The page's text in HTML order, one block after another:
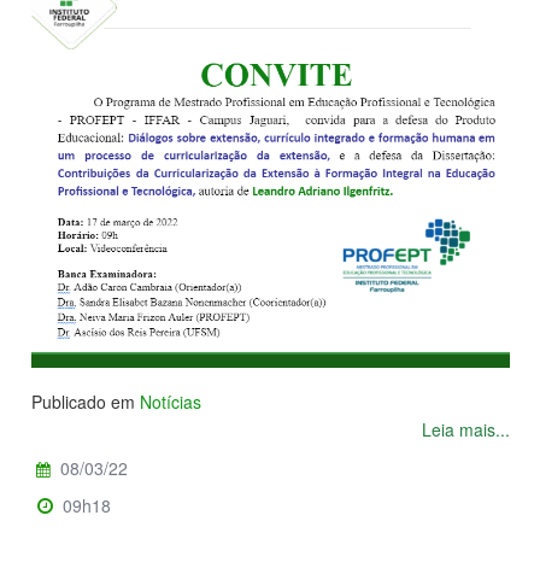
Publicado em Notícias
Leia mais...
08/03/22
09h18